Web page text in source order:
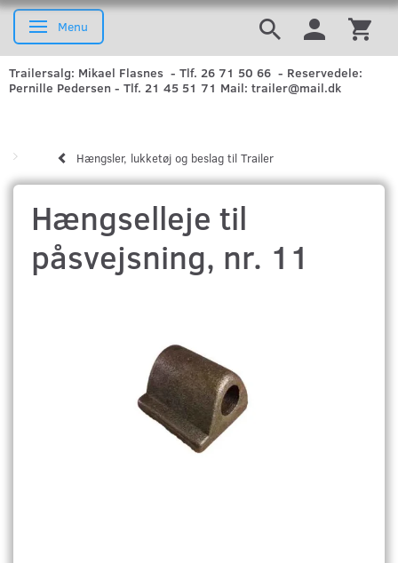
Skifte navigation
Menu
Trailersalg: Mikael Flasnes - Tlf. 26 71 50 66 - Reservedele:
Pernille Pedersen - Tlf. 21 45 51 71 Mail: trailer@mail.dk
Hængsler, lukketøj og beslag til Trailer
Hængselleje til
påsvejsning, nr. 11